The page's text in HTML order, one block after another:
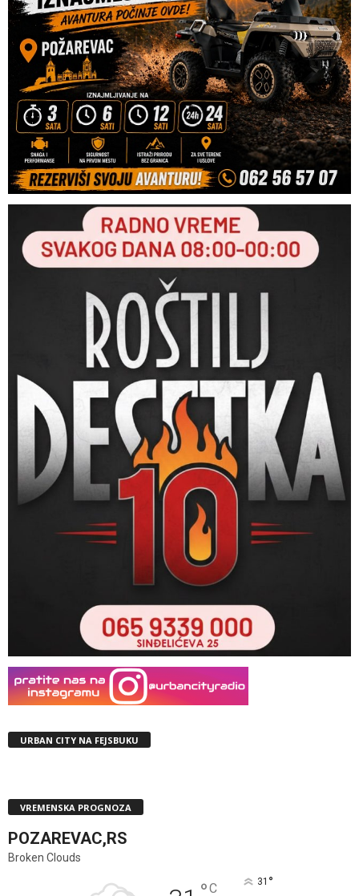
URBAN CITY NA FEJSBUKU
VREMENSKA PROGNOZA
POZAREVAC,RS
Broken Clouds
C 31 °